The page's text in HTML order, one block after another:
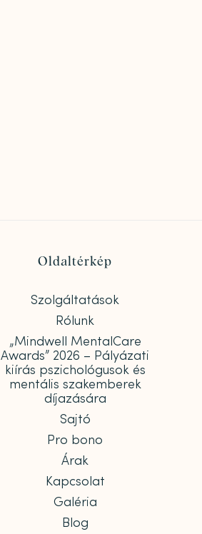
Oldaltérkép
Szolgáltatások
Rólunk
„Mindwell MentalCare
Awards” 2026 – Pályázati
kiírás pszichológusok és
mentális szakemberek
díjazására
Sajtó
Pro bono
Árak
Kapcsolat
Galéria
Blog